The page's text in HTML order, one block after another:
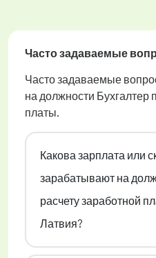
Часто задаваемые
Часто задаваемые
на должности Бухгалтер
платы.
Какова зарплата или
зарабатывают на
расчету заработной
Латвия?